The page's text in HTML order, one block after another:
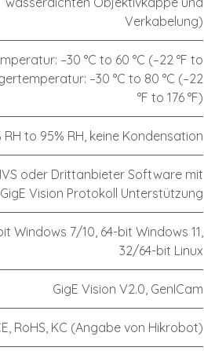
Verkabelung)
–30 °C to 60 °C (–22 °F to
–30 °C to 80 °C (–22
°F to 176 °F)
RH to 95% RH, keine Kondensation
oder Drittanbieter Software mit
GigE Vision Protokoll Unterstützung
Windows 7/10, 64-bit Windows 11,
32/64-bit Linux
GigE Vision V2.0, GenICam
RoHS, KC (Angabe von Hikrobot)